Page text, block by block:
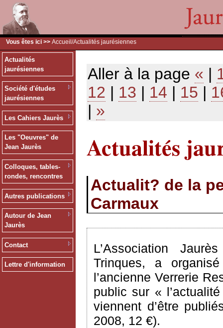
Vous êtes ici >> Accueil /Actualités jaurésiennes
Actualités
jaurésiennes
Société d'études
jaurésiennes
Les Cahiers Jaurès
Les "Oeuvres" de
Jean Jaurès
Colloques, tables-
rondes, rencontres
Autres publications
Autour de Jean
Jaurès
Contact
Lettre d'information
Aller à la page « |
12 | 13 | 14 | 15 |
| »
Actualités
Actualit? de la
Carmaux
L’Association
Trinques, a
l’ancienne Verrerie
public sur «
viennent d’être
2008, 12 €).